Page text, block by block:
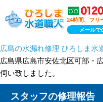
24時間、フリ
メールで
広島の水漏れ修理 ひろしま水
広島県広島市安佐北区可部・
伺い致しました。
スタッフの修理報告